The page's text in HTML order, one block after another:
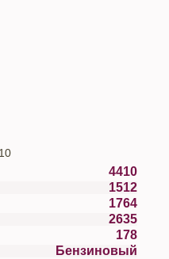
4410
1512
1764
2635
178
Бензиновый